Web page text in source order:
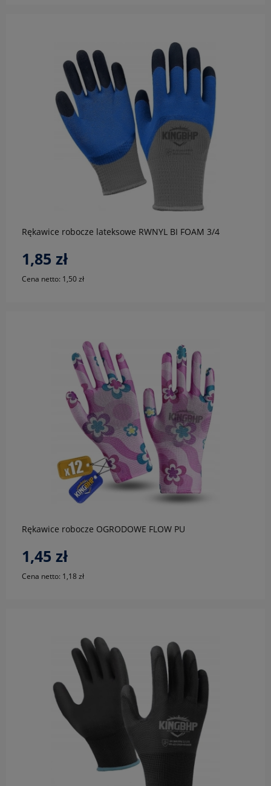
Rękawice robocze lateksowe RWNYL BI FOAM 3/4
1,85 zł
Cena netto: 1,50 zł
do koszyka
Rękawice robocze OGRODOWE FLOW PU
1,45 zł
Cena netto: 1,18 zł
do koszyka
do koszyka